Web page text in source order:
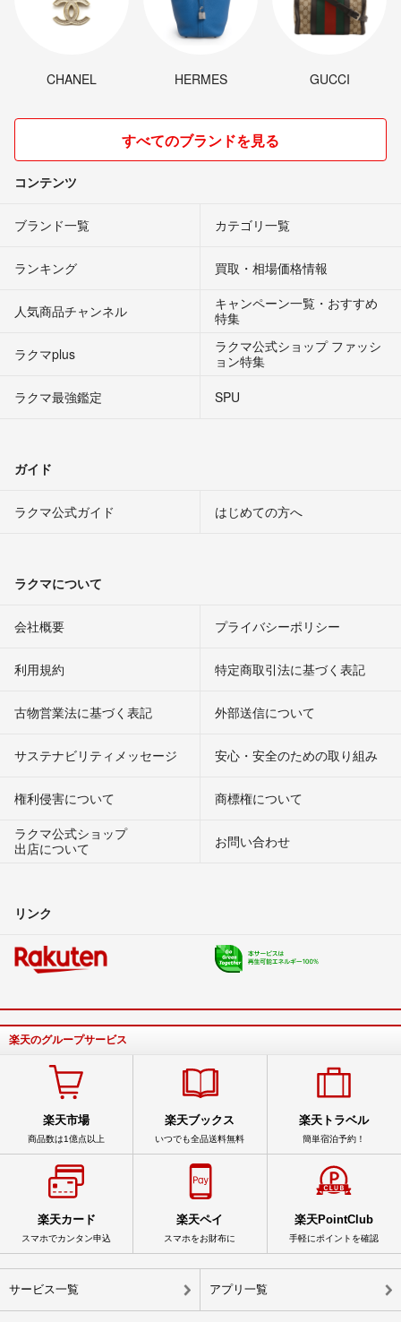
CHANEL HERMES GUCCI
すべてのブランドを見る
コンテンツ
ブランド一覧 カテゴリ一覧
ランキング 買取・相場価格情報
人気商品チャンネル
キャンペーン一覧・おすすめ
特集
ラクマplus
ラクマ公式ショップ ファッシ
ョン特集
ラクマ最強鑑定
SPU
ガイド
ラクマ公式ガイド はじめての方へ
ラクマについて
会社概要 プライバシーポリシー
利用規約 特定商取引法に基づく表記
古物営業法に基づく表記 外部送信について
サステナビリティメッセージ 安心・安全のための取り組み
権利侵害について
商標権について
ラクマ公式ショップ
出店について
お問い合わせ
リンク
楽天のグループサービス
楽天市場
商品数は1億点以上
楽天ブックス
いつでも全品送料無料
楽天トラベル
簡単宿泊予約！
楽天カード
スマホでカンタン申込
楽天ペイ
スマホをお財布に
楽天PointClub
手軽にポイントを確認
サービス一覧 アプリ一覧